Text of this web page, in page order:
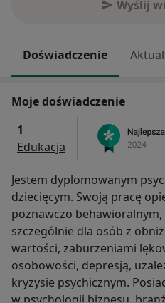
Wyślij
Doświadczenie
Moje doświadczenie
1
Edukacja
Jestem dyplomowanym
dziecięcym. Swoją pracę
poznawczo
szczególnie dla osób z
wartości, zaburzeniami
osobowości, depresją,
kryzysie psychicznym.
w psychologii biznesu,